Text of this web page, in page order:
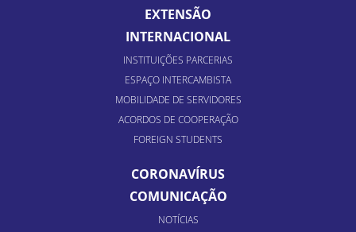
EXTENSÃO
INTERNACIONAL
INSTITUIÇÕES PARCERIAS
ESPAÇO INTERCAMBISTA
MOBILIDADE DE SERVIDORES
ACORDOS DE COOPERAÇÃO
FOREIGN STUDENTS
CORONAVÍRUS
COMUNICAÇÃO
NOTÍCIAS